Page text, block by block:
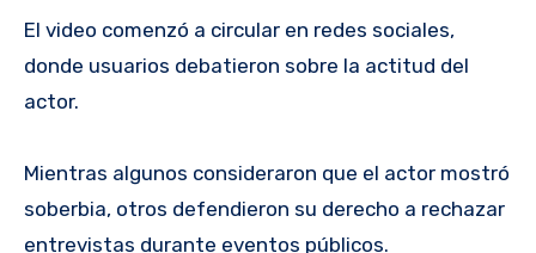
El video comenzó a circular en redes sociales,
donde usuarios debatieron sobre la actitud del
actor.
Mientras algunos consideraron que el actor mostró
soberbia, otros defendieron su derecho a rechazar
entrevistas durante eventos públicos.